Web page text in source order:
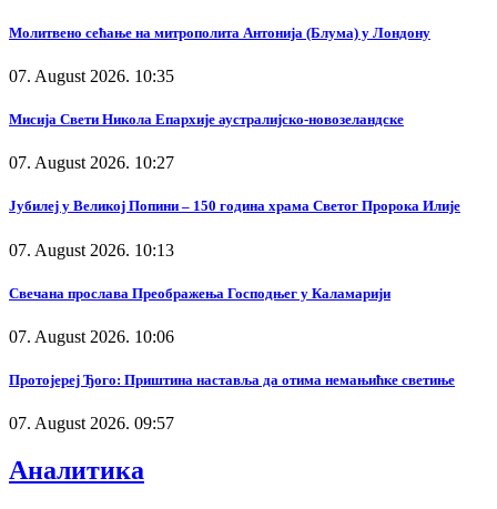
Молитвено сећање на митрополита Антонија (Блума) у Лондону
07. August 2026. 10:35
Мисија Свети Никола Епархије аустралијско-новозеландске
07. August 2026. 10:27
Јубилеј у Великој Попини – 150 година храма Светог Пророка Илије
07. August 2026. 10:13
Свечана прослава Преображења Господњег у Каламарији
07. August 2026. 10:06
Протојереј Ђого: Приштина наставља да отима немањићке светиње
07. August 2026. 09:57
Аналитика